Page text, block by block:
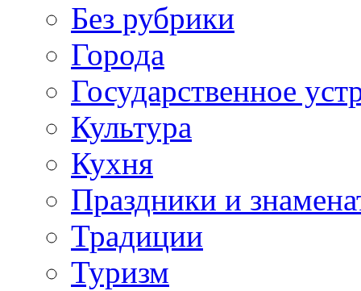
Без рубрики
Города
Государственное
Культура
Кухня
Праздники и
Традиции
Туризм